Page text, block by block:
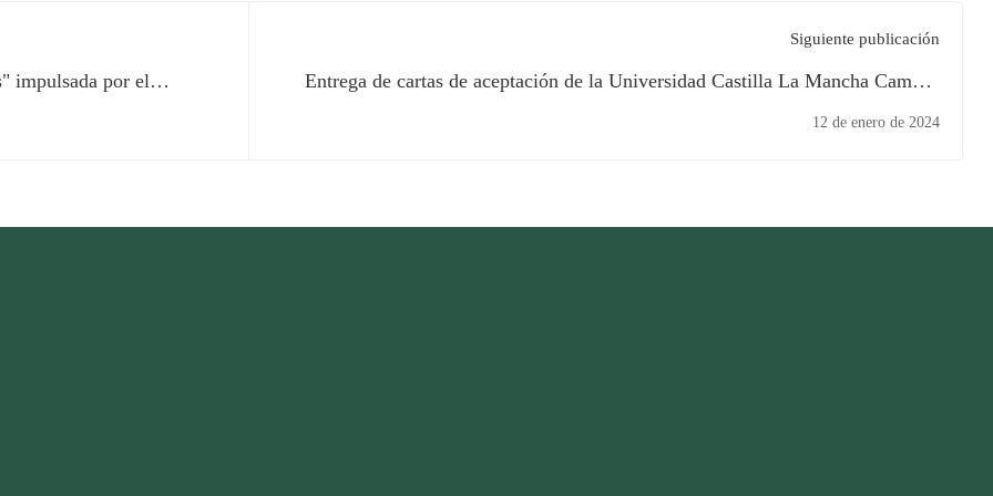
impulsada por el
Siguiente publicación
Entrega de cartas de aceptación de la Universidad Castilla La Mancha Campus
Cuenca y del recurso económico a estudiantes beneficiarios de la Movilidad
12 de enero de 2024